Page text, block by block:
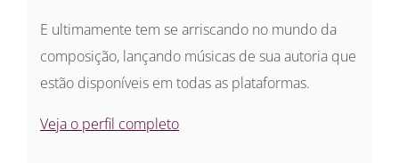
E ultimamente tem se arriscando no mundo da
composição, lançando músicas de sua autoria que
estão disponíveis em todas as plataformas.
Veja o perfil completo